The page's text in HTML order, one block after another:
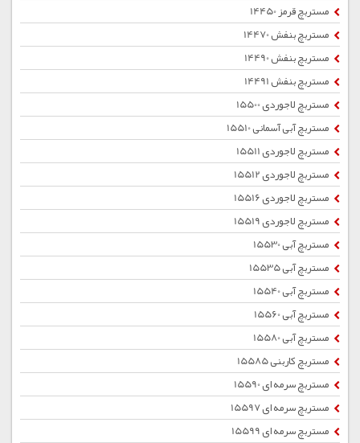
مستربچ قرمز 14450
مستربچ بنفش 14470
مستربچ بنفش 14490
مستربچ بنفش 14491
مستربچ لاجوردی 15500
مستربچ آبی آسمانی 15510
مستربچ لاجوردی 15511
مستربچ لاجوردی 15512
مستربچ لاجوردی 15516
مستربچ لاجوردی 15519
مستربچ آبی 15530
مستربچ آبی 15535
مستربچ آبی 15540
مستربچ آبی 15560
مستربچ آبی 15580
مستربچ کاربنی 15585
مستربچ سرمه ای 15590
مستربچ سرمه ای 15597
مستربچ سرمه ای 15599